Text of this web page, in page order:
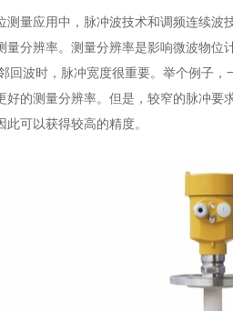
量应用中，脉冲波技术和调频连续
量分辨率。测量分辨率是影响微波物
回波时，脉冲宽度很重要。举个例子
的测量分辨率。但是，较窄的脉冲
可以获得较高的精度。